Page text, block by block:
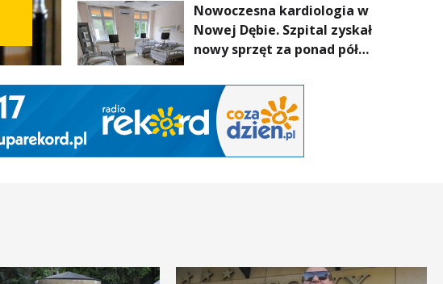
Nowoczesna kardiologia w
Nowej Dębie. Szpital zyskał
nowy sprzęt za ponad pół